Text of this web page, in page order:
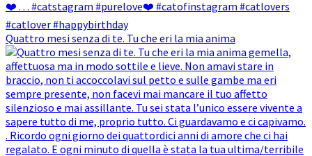
Quattro mesi senza di te. Tu che eri la mia anima